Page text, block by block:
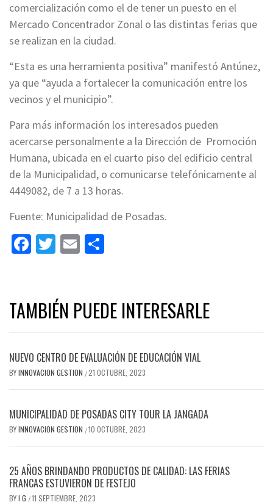
comercialización como el de tener un puesto en el
Mercado Concentrador Zonal o las distintas ferias que
se realizan en la ciudad.
“Esta es una herramienta positiva” manifestó Antúnez,
ya que “ayuda a fortalecer la comunicación entre los
vecinos y el municipio”.
Para más información los interesados pueden
acercarse personalmente a la Dirección de Promoción
Humana, ubicada en el cuarto piso del edificio central
de la Municipalidad, o comunicarse telefónicamente al
4449082, de 7 a 13 horas.
Fuente: Municipalidad de Posadas.
Facebook
Twitter
Email
TAMBIÉN PUEDE INTERESARLE
NUEVO CENTRO DE EVALUACIÓN DE EDUCACIÓN VIAL
BYINNOVACION GESTION /21 OCTUBRE, 2023
MUNICIPALIDAD DE POSADAS CITY TOUR LA JANGADA
BYINNOVACION GESTION /10 OCTUBRE, 2023
25 AÑOS BRINDANDO PRODUCTOS DE CALIDAD: LAS FERIAS
FRANCAS ESTUVIERON DE FESTEJO
BYI G /11 SEPTIEMBRE, 2023